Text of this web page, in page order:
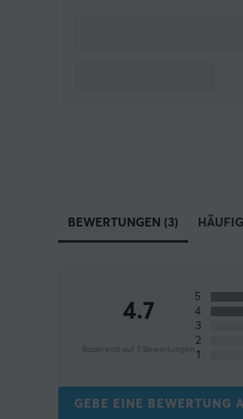
BEWERTUNGEN (3)
4.7
Basierend auf 3 Bewertungen
5
4
3
2
1
GEBE EINE BEWERTUNG